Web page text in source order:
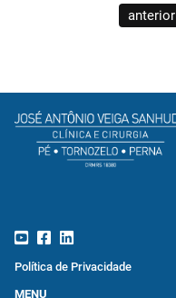
anterior
Política de Privacidade
MENU